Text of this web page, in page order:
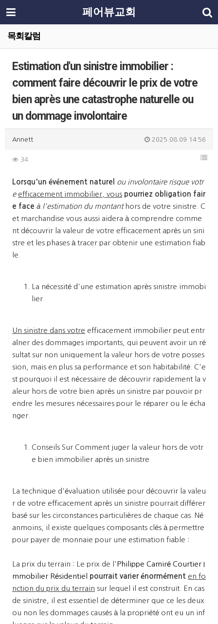
페어뷰교회
목회칼럼
Estimation d'un sinistre immobilier :
comment faire découvrir le prix de votre
bien après une catastrophe naturelle ou
un dommage involontaire
Annett 2025.08.09 14:56
34
Lorsqu'un événement naturel
ou involontaire risque votr
e efficacement immobilier, vous pourriez obligation fair
e face à l'estimation du montanthors de votre sinistre. C
et marchandise vous aussi aidera à comprendre comme
nt découvrir la valeur de votre efficacement après un sini
stre et les phases à tracer par obtenir une estimation fiab
le.
La nécessité d'une estimation après sinistre immobi
lier
Un sinistre dans votre efficacement immobilier peut entr
aîner des dommages importants, qui peuvent avoir un ré
sultat sur non uniquement la valeur hors de votre posses
sion, mais en plus sa performance et son habitabilité. C'e
st pourquoi il est nécessaire de découvrir rapidement la v
aleur hors de votre bien après un sinistre par pouvoir pr
endre les mesures nécessaires pour le réparer ou le écha
nger.
Conseils Sur Comment juger la valeur hors de votr
e bien immobilier après un sinistre
La technique d'évaluation utilisée pour découvrir la valeu
r de votre efficacement après un sinistre pourrait différer
basé sur les circonstances particulières de chaque cas. Né
anmoins, il existe quelques composants clés à permettre
pour payer de monnaie pour une estimation fiable :
La prix du terrain : Le prix de l' Philippe Camiré Courtier I
mmobilier Résidentiel
pourrait varier énormément en fo
nction du prix du terrain sur lequel il est construit. En cas
de sinistre, il est essentiel de déterminer que ce les deux
ou non les dommages causés à la propriété ont eu un inf